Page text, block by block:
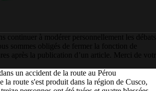
continuer à modérer personnellement les débats
sommes obligés de fermer la fonction de
après la publication d’un article. Merci de
un accident de la route au Pérou
la route s'est produit dans la région de Cusco,